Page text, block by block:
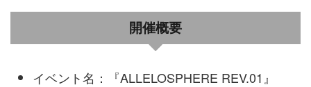
開催概要
イベント名：
『ALLELOSPHERE REV.01』